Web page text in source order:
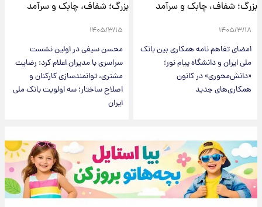
۱۴۰۵/۳/۱۸
امضای تفاهم نامه همکاری بین بانک
ملی ایران و دانشگاه پیام نور؛
«دانش‌محوری» در کانون
همکاری‌های جدید
۱۴۰۵/۳/۱۵
محسن سیفی در اولین نشست
سراسری با مدیران اعلام کرد: رضایت
مشتری، توانمندسازی کارکنان و
اصلاح ساختار؛ سه اولویت بانک ملی
ایران